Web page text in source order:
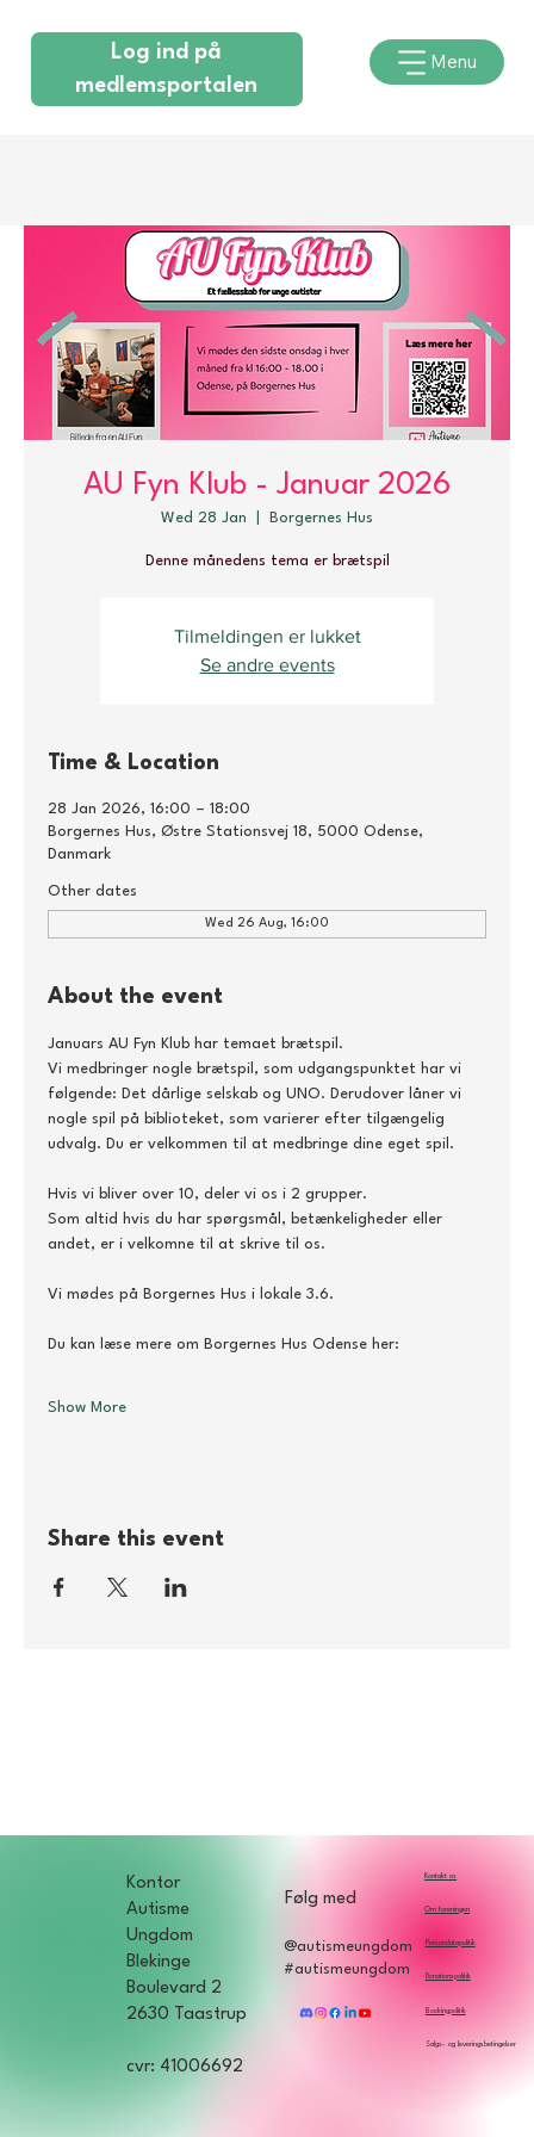
Log ind på
medlemsportalen
Menu
AU Fyn Klub - Januar 2026
Wed 28 Jan Borgernes Hus
Denne månedens tema er brætspil
Tilmeldingen er lukket
Se andre events
Time & Location
28 Jan 2026, 16:00 – 18:00
Borgernes Hus, Østre Stationsvej 18, 5000 Odense,
Danmark
Other dates
Wed 26 Aug, 16:00
About the event
Januars AU Fyn Klub har temaet brætspil.
Vi medbringer nogle brætspil, som udgangspunktet har vi
følgende: Det dårlige selskab og UNO. Derudover låner vi
nogle spil på biblioteket, som varierer efter tilgængelig
udvalg. Du er velkommen til at medbringe dine eget spil.
Hvis vi bliver over 10, deler vi os i 2 grupper.
Som altid hvis du har spørgsmål, betænkeligheder eller
andet, er i velkomne til at skrive til os.
Vi mødes på Borgernes Hus i lokale 3.6.
Du kan læse mere om Borgernes Hus Odense her:
Show More
Share this event
Kontor
Autisme
Ungdom
Blekinge
Boulevard 2
2630 Taastrup
cvr: 41006692
Følg med
@autismeungdom
#autismeungdom
Kontakt os
Om foreningen
Persondatapolitik
Donationspolitik
Bookingpolitik
Salgs- og leveringsbetingelser